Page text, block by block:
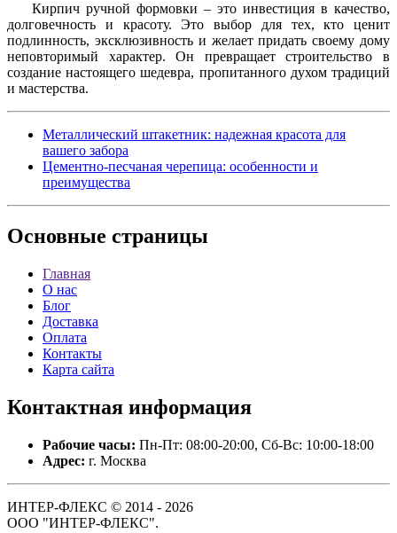
Кирпич ручной формовки – это инвестиция в качество,
долговечность и красоту. Это выбор для тех, кто ценит
подлинность, эксклюзивность и желает придать своему дому
неповторимый характер. Он превращает строительство в
создание настоящего шедевра, пропитанного духом традиций
и мастерства.
Металлический штакетник: надежная красота для
вашего забора
Цементно-песчаная черепица: особенности и
преимущества
Основные страницы
Главная
О нас
Блог
Доставка
Оплата
Контакты
Карта сайта
Контактная информация
Рабочие часы: Пн-Пт: 08:00-20:00, Сб-Вс: 10:00-18:00
Адрес: г. Москва
ИНТЕР-ФЛЕКС © 2014 - 2026
ООО "ИНТЕР-ФЛЕКС".